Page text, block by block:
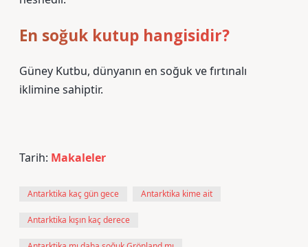
En soğuk kutup hangisidir?
Güney Kutbu, dünyanın en soğuk ve fırtınalı
iklimine sahiptir.
Tarih: Makaleler
Antarktika kaç gün gece Antarktika kime ait
Antarktika kışın kaç derece